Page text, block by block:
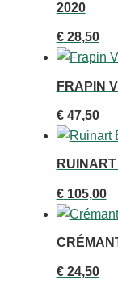
2020
€28,50
FRAPIN
€47,50
€105,00
€24,50